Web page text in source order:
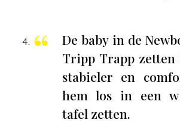
De baby in de
Tripp Trapp zetten
stabieler en
hem los in een
tafel zetten.